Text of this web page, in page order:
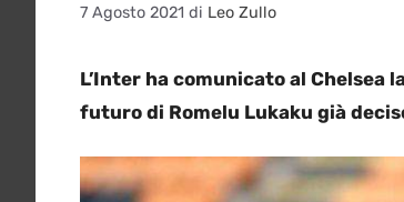
7 Agosto 2021 di Leo Zullo
L’Inter ha comunicato al
futuro di Romelu Lukaku già